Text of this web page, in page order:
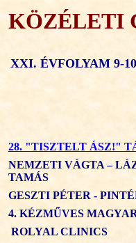
KÖZÉLETI
XXI. ÉVFOLYAM 9-
28. "TISZTELT ÁSZ!"
NEMZETI VÁGTA –
TAMÁS
GESZTI PÉTER -
4. KÉZMŰVES
ROLYAL CLINICS